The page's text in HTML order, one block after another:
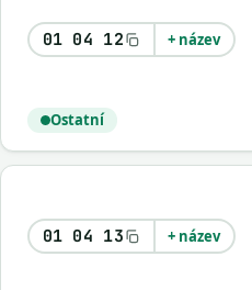
01 04 12 + název
Ostatní
01 04 13 + název